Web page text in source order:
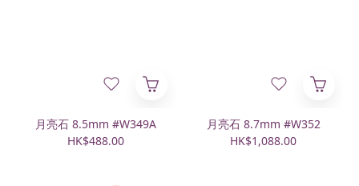
月亮石 8.5mm #W349A
HK$488.00
月亮石 8.7mm #W352
HK$1,088.00